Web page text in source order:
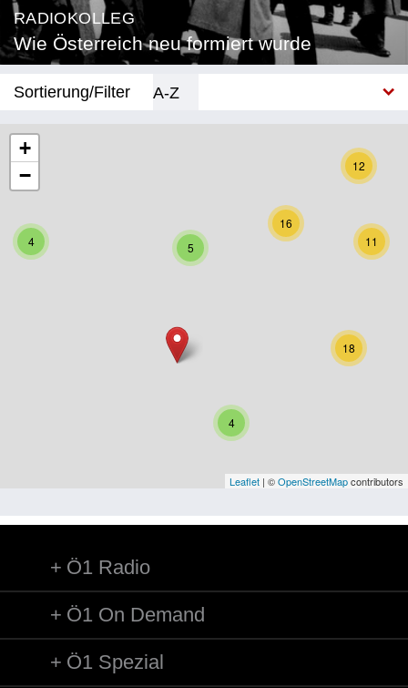
RADIOKOLLEG
Wie Österreich neu formiert wurde
Sortierung/Filter
A-Z
Kärnten
Oberösterreich
Salzburg
Vorarlberg
Besatzungsmächte
Frauen, Mütter, Kinder
4
5
12
16
11
18
4
+
−
Leaflet | ©OpenStreetMapcontributors
Ö1 Radio
Ö1 On Demand
Ö1 Spezial